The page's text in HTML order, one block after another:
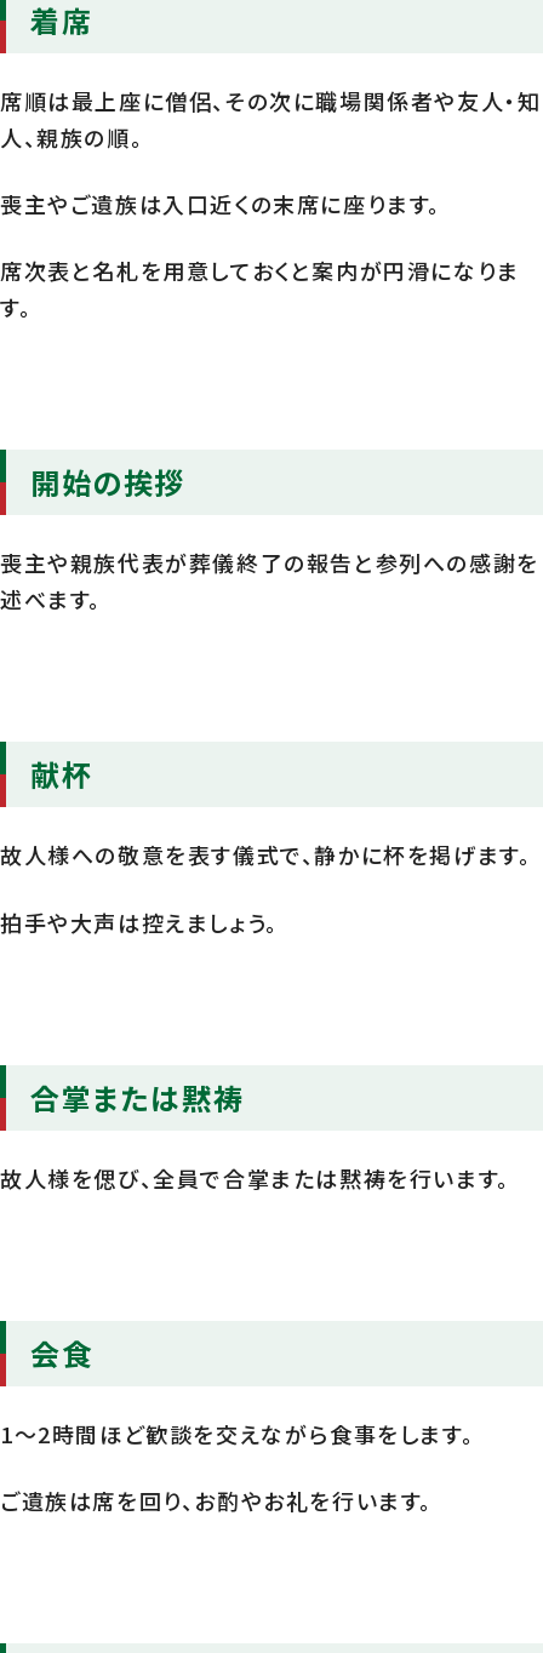
着席
席順は最上座に僧侶、その次に職場関係者や友人・知
人、親族の順。
喪主やご遺族は入口近くの末席に座ります。
席次表と名札を用意しておくと案内が円滑になりま
す。
開始の挨拶
喪主や親族代表が葬儀終了の報告と参列への感謝を
述べます。
献杯
故人様への敬意を表す儀式で、静かに杯を掲げます。
拍手や大声は控えましょう。
合掌または黙祷
故人様を偲び、全員で合掌または黙祷を行います。
会食
1〜2時間ほど歓談を交えながら食事をします。
ご遺族は席を回り、お酌やお礼を行います。